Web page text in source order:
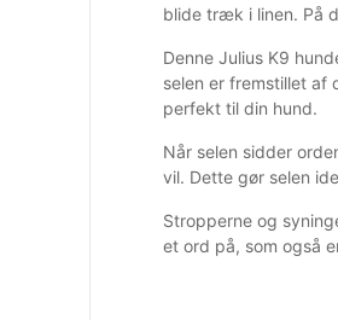
blide træk i linen. På
Denne Julius K9
selen er fremstillet af
perfekt til din hund.
Når selen sidder
vil. Dette gør selen
Stropperne og
et ord på, som også